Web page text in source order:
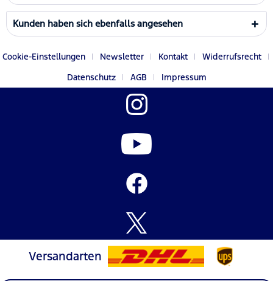
Kunden haben sich ebenfalls angesehen
Cookie-Einstellungen Newsletter Kontakt
Widerrufsrecht
Datenschutz
AGB Impressum
Versandarten